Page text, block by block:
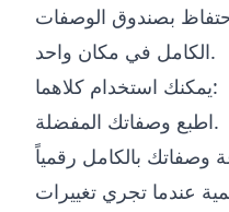
بصندوق الوصفات
الكامل في مكان واحد.
يمكنك استخدام كلاهما:
اطبع وصفاتك المفضلة.